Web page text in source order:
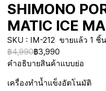
SHIMONO
MATIC ICE
SKU : IM-212 ขายแล้ว 1 ชิ้น
฿4,990฿3,990
คำอธิบายสินค้าแบบย่อ
เครื่องทำน้ำแข็งอัตโนมัติ